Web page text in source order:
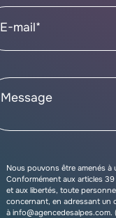
E-mail*
Nous pouvons être amenés
Conformément aux articles
et aux libertés, toute
concernant, en adressant un
à info@agencedesalpes.com.